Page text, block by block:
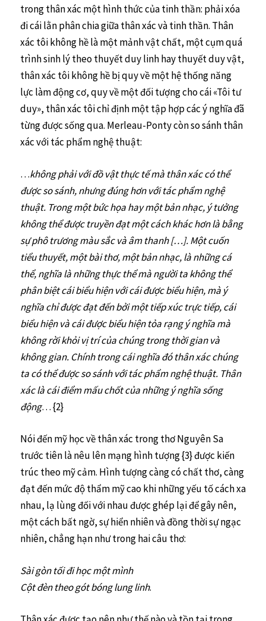
trong thân xác một hình thức của tinh thần: phải xóa
đi cái lằn phân chia giữa thân xác và tinh thần. Thân
xác tôi không hề là một mảnh vật chất, một cụm quá
trình sinh lý theo thuyết duy linh hay thuyết duy vật,
thân xác tôi không hề bị quy về một hệ thống năng
lực làm động cơ, quy về một đối tượng cho cái «Tôi tư
duy», thân xác tôi chỉ định một tập hợp các ý nghĩa đã
từng được sống qua. Merleau-Ponty còn so sánh thân
xác với tác phẩm nghệ thuật:
…không phải với đồ vật thực tế mà thân xác có thể
được so sánh, nhưng đúng hơn với tác phẩm nghệ
thuật. Trong một bức họa hay một bản nhạc, ý tưởng
không thể được truyền đạt một cách khác hơn là bằng
sự phô trương màu sắc và âm thanh […]. Một cuốn
tiểu thuyết, một bài thơ, một bản nhạc, là những cá
thể, nghĩa là những thực thể mà người ta không thể
phân biệt cái biểu hiện với cái được biểu hiện, mà ý
nghĩa chỉ được đạt đến bởi một tiếp xúc trực tiếp, cái
biểu hiện và cái được biểu hiện tỏa rạng ý nghĩa mà
không rời khỏi vị trí của chúng trong thời gian và
không gian. Chính trong cái nghĩa đó thân xác chúng
ta có thể được so sánh với tác phẩm nghệ thuật. Thân
xác là cái điểm mấu chốt của những ý nghĩa sống
động… {2}
Nói đến mỹ học về thân xác trong thơ Nguyên Sa
trước tiên là nêu lên mạng hình tượng {3} được kiến
trúc theo mỹ cảm. Hình tượng càng có chất thơ, càng
đạt đến mức độ thẩm mỹ cao khi những yếu tố cách xa
nhau, lạ lùng đối với nhau được ghép lại để gây nên,
một cách bất ngờ, sự hiển nhiên và đồng thời sự ngạc
nhiên, chẳng hạn như trong hai câu thơ:
Sài gòn tối đi học một mình
Cột đèn theo gót bóng lung linh.